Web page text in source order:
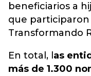
beneficiarios a
que
Transformando
En total, l as
más de 1.300